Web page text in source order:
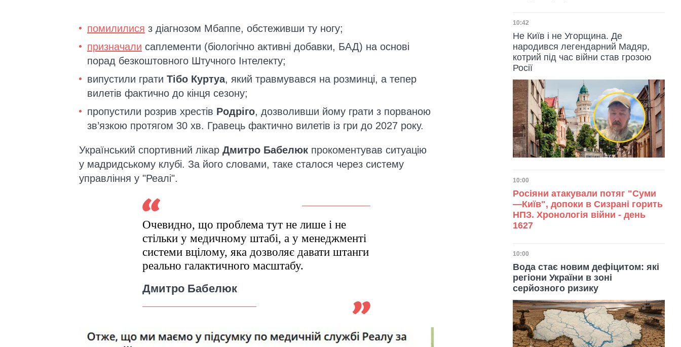
помилилися з діагнозом Мбаппе, обстеживши ту ногу;
призначали саплементи (біологічно активні добавки, БАД) на основі
порад безкоштовного Штучного Інтелекту;
випустили грати Тібо Куртуа, який травмувався на розминці, а тепер
вилетів фактично до кінця сезону;
пропустили розрив хрестів Родріго, дозволивши йому грати з порваною
зв’язкою протягом 30 хв. Гравець фактично вилетів із гри до 2027 року.
Український спортивний лікар Дмитро Бабелюк прокоментував ситуацію
у мадридському клубі. За його словами, таке сталося через систему
управління у "Реалі".
Очевидно, що проблема тут не лише і не
стільки у медичному штабі, а у менеджменті
системи вцілому, яка дозволяє давати штанги
реально галактичного масштабу.
Дмитро Бабелюк
Дата публікації
10:42
Не Київ і не Угорщина. Де
народився легендарний Мадяр,
котрий під час війни став грозою
Росії
Дата публікації
10:00
Росіяни атакували потяг "Суми
—Київ", допоки в Сизрані горить
НПЗ. Хронологія війни - день
1627
Дата публікації
10:00
Вода стає новим дефіцитом: які
регіони України в зоні
серйозного ризику